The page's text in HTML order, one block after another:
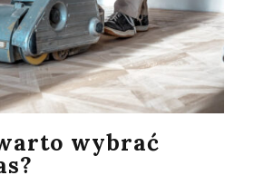
wybrać